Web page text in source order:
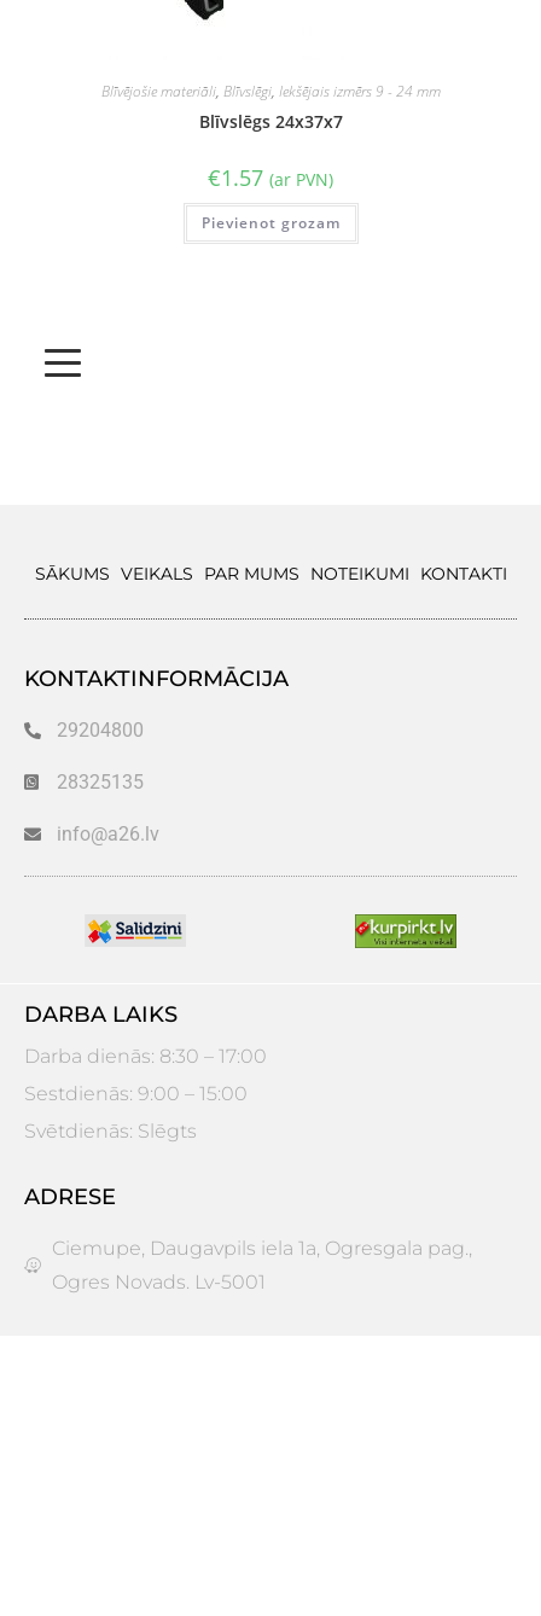
Blīvējošie materiāli, Blīvslēgi, Iekšējais izmērs 9 - 24 mm
Blīvslēgs 24x37x7
€1.57 (ar PVN)
Pievienot grozam
SĀKUMS VEIKALS PAR MUMS NOTEIKUMI KONTAKTI
KONTAKTINFORMĀCIJA
29204800
28325135
info@a26.lv
DARBA LAIKS
Darba dienās: 8:30 – 17:00
Sestdienās: 9:00 – 15:00
Svētdienās: Slēgts
ADRESE
Ciemupe, Daugavpils iela 1a, Ogresgala pag.,
Ogres Novads. Lv-5001